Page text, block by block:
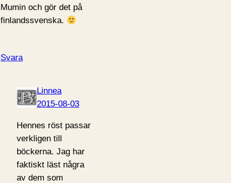
Mumin och gör det på
finlandssvenska.
Svara
Linnea
2015-08-03
Hennes röst passar
verkligen till
böckerna. Jag har
faktiskt läst några
av dem som